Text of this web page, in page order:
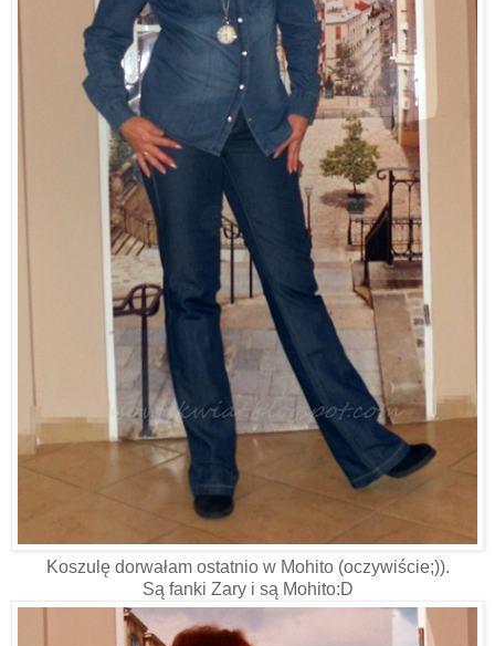
Koszulę dorwałam ostatnio w Mohito (oczywiście;)).
Są fanki Zary i są Mohito:D